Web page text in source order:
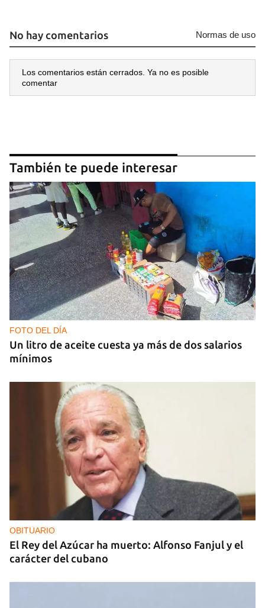
No hay comentarios Normas de uso
Los comentarios están cerrados. Ya no es posible
comentar
También te puede interesar
FOTO DEL DÍA
Un litro de aceite cuesta ya más de dos salarios
mínimos
OBITUARIO
El Rey del Azúcar ha muerto: Alfonso Fanjul y el
carácter del cubano